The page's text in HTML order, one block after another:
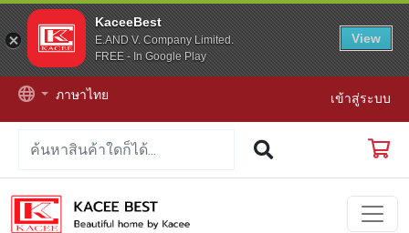
KaceeBest
E.AND V. Company Limited.
FREE - In Google Play
View
ภาษาไทย เข้าสู่ระบบ